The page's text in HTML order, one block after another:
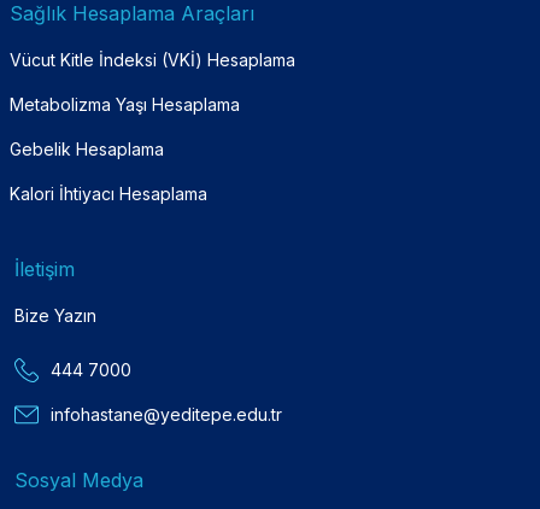
Sağlık Hesaplama Araçları
Vücut Kitle İndeksi (VKİ) Hesaplama
Metabolizma Yaşı Hesaplama
Gebelik Hesaplama
Kalori İhtiyacı Hesaplama
İletişim
Bize Yazın
444 7000
infohastane@yeditepe.edu.tr
Sosyal Medya